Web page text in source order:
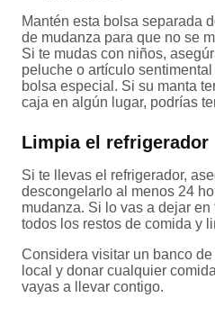
Mantén esta bolsa separada
de mudanza para que no se
Si te mudas con niños,
peluche o artículo
bolsa especial. Si su manta
caja en algún lugar, podrías
Limpia el refrigerador
Si te llevas el refrigerador,
descongelarlo al menos 24
mudanza. Si lo vas a dejar
todos los restos de comida y
Considera visitar un banco
local y donar cualquier
vayas a llevar contigo.